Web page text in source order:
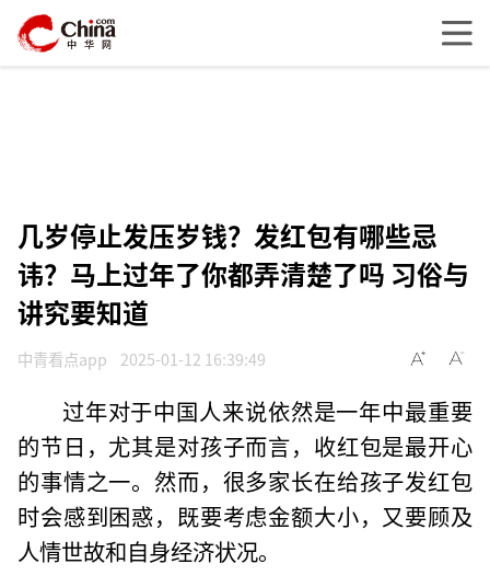
几岁停止发压岁钱？发红包有哪些忌
讳？马上过年了你都弄清楚了吗 习俗与
讲究要知道
中青看点app 2025-01-12 16:39:49
过年对于中国人来说依然是一年中最重要
的节日，尤其是对孩子而言，收红包是最开心
的事情之一。然而，很多家长在给孩子发红包
时会感到困惑，既要考虑金额大小，又要顾及
人情世故和自身经济状况。